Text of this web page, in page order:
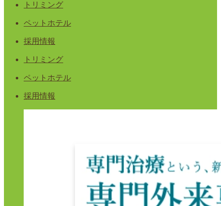
トリミング
ペットホテル
採用情報
トリミング
ペットホテル
採用情報